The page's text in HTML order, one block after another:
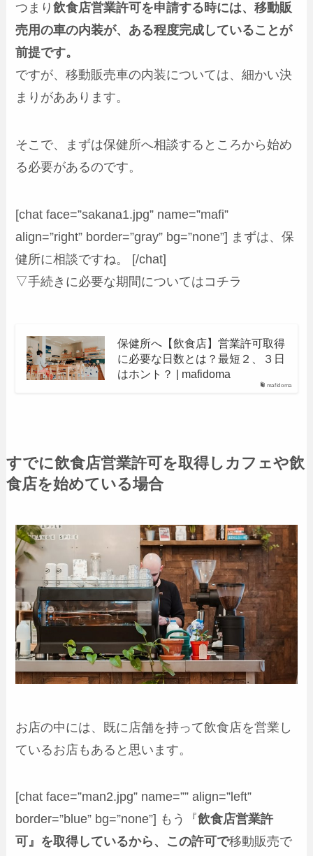
つまり飲食店営業許可を申請する時には、移動販
売用の車の内装が、ある程度完成していることが
前提です。
ですが、移動販売車の内装については、細かい決
まりがああります。
そこで、まずは保健所へ相談するところから始め
る必要があるのです。
[chat face=”sakana1.jpg” name=”mafi”
align=”right” border=”gray” bg=”none”] まずは、保
健所に相談ですね。 [/chat]
▽手続きに必要な期間についてはコチラ
mafidoma
保健所へ【飲食店】営業許可取得
に必要な日数とは？最短２、３日
はホント？ | mafidoma
すでに飲食店営業許可を取得しカフェや飲
食店を始めている場合
お店の中には、既に店舗を持って飲食店を営業し
ているお店もあると思います。
[chat face=”man2.jpg” name=”” align=”left”
border=”blue” bg=”none”] もう『飲食店営業許
可』を取得しているから、この許可で移動販売で